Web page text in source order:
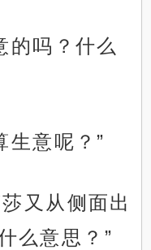
的吗？什么
生意呢？”
又从侧面出
么意思？”